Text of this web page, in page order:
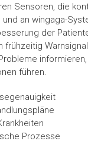
Sensoren, die
an wingaga-
der
frühzeitig
führen.
Prozesse